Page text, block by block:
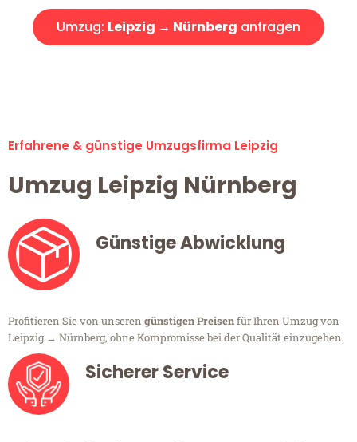
Umzug: Leipzig → Nürnberg anfragen
Erfahrene & günstige Umzugsfirma Leipzig
Umzug Leipzig Nürnberg
Günstige Abwicklung
Profitieren Sie von unseren günstigen Preisenfür Ihren Umzug von
Leipzig → Nürnberg, ohne Kompromisse bei der Qualität einzugehen.
Sicherer Service